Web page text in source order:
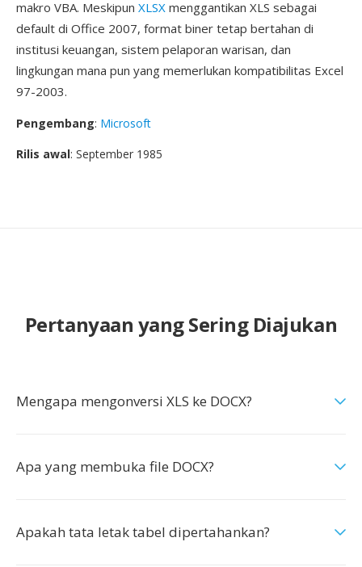
makro VBA. Meskipun XLSX menggantikan XLS sebagai
default di Office 2007, format biner tetap bertahan di
institusi keuangan, sistem pelaporan warisan, dan
lingkungan mana pun yang memerlukan kompatibilitas Excel
97-2003.
Pengembang: Microsoft
Rilis awal: September 1985
Pertanyaan yang Sering Diajukan
Mengapa mengonversi XLS ke DOCX?
Apa yang membuka file DOCX?
Apakah tata letak tabel dipertahankan?